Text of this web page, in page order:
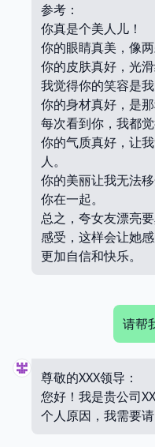
参考：
你真是个美人儿！
你的眼睛真美，像两
你的皮肤真好，光
我觉得你的笑容是
你的身材真好，是
每次看到你，我都
你的气质真好，让
人。
你的美丽让我无法
你在一起。
总之，夸女友漂亮
感受，这样会让她
更加自信和快乐。
请帮
尊敬的XXX领导：
您好！我是贵公司
个人原因，我需要请